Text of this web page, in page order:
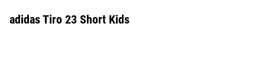
adidas Tiro 23 Short Kids